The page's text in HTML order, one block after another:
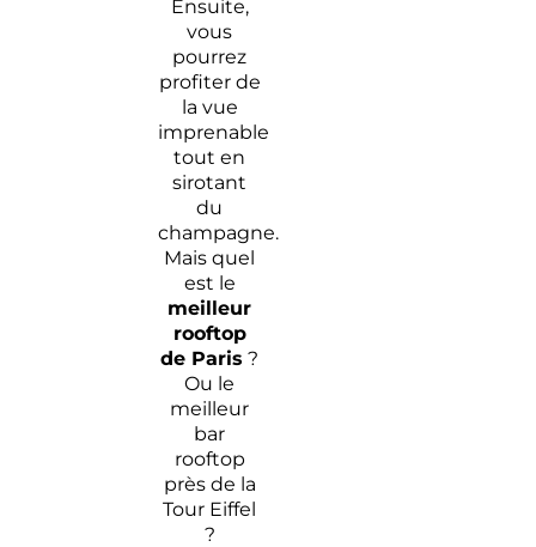
Ensuite,
vous
pourrez
profiter de
la vue
imprenable
tout en
sirotant
du
champagne.
Mais quel
est le
meilleur
rooftop
de Paris ?
Ou le
meilleur
bar
rooftop
près de la
Tour Eiffel
?